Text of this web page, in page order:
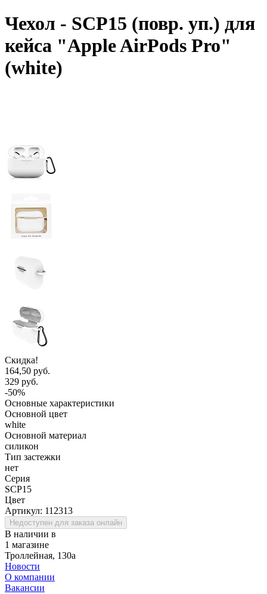
Чехол - SCP15 (повр. уп.) для
кейса "Apple AirPods Pro"
(white)
Скидка!
164,50 руб.
329 руб.
-50%
Основные характеристики
Основной цвет
white
Основной материал
силикон
Тип застежки
нет
Серия
SCP15
Цвет
Артикул: 112313
Недоступен для заказа онлайн
В наличии в
1 магазине
Троллейная, 130а
Новости
О компании
Вакансии